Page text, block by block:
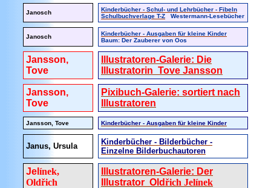
Janosch
Kinderbücher - Schul- und Lehrbücher - Fibeln
Schulbuchverlage T-Z Westermann-Lesebücher
Janosch
Kinderbücher - Ausgaben für kleine Kinder
Baum: Der Zauberer von Oos
Jansson,
Tove
Illustratoren-Galerie: Die
Illustratorin Tove Jansson
Jansson,
Tove
Pixibuch-Galerie: sortiert nach
Illustratoren
Jansson, Tove Kinderbücher - Ausgaben für kleine Kinder
Janus, Ursula
Kinderbücher - Bilderbücher -
Einzelne Bilderbuchautoren
Jel ínek,
Oldřich
Illustratoren-Galerie: Der
Illustrator Oldřich Jelínek